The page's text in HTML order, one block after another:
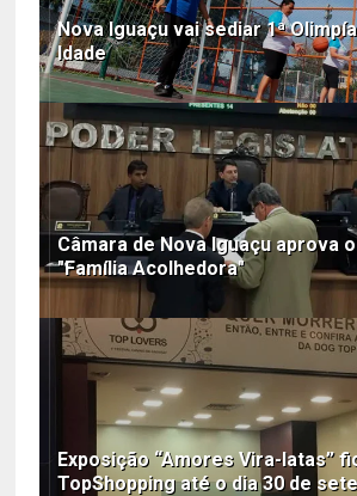
Nova Iguaçu vai sediar 1ª
Idade
Câmara de Nova Iguaçu aprova
"Família Acolhedora"
Exposição “Amores Vira-latas”
TopShopping até o dia 30 de